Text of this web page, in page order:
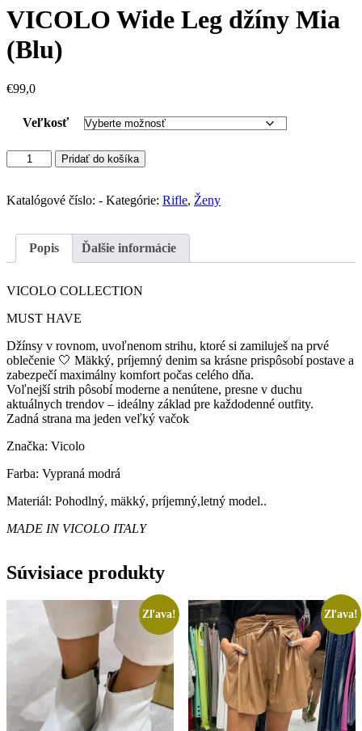
VICOLO Wide Leg džíny Mia
(Blu)
€99,0
Veľkosť
množstvo
VICOLO
Leg
(Blu)
Pridať do košíka
Katalógové číslo: - Kategórie: Rifle, Ženy
Popis Ďalšie informácie
VICOLO COLLECTION
MUST HAVE
Džínsy v rovnom, uvoľnenom strihu, ktoré si zamiluješ na prvé
oblečenie 🤍 Mäkký, príjemný denim sa krásne prispôsobí postave a
zabezpečí maximálny komfort počas celého dňa.
Voľnejší strih pôsobí moderne a nenútene, presne v duchu
aktuálnych trendov – ideálny základ pre každodenné outfity.
Zadná strana ma jeden veľký vačok
Značka: Vicolo
Farba: Vypraná modrá
Materiál: Pohodlný, mäkký, príjemný,letný model..
MADE IN VICOLO ITALY
Súvisiace produkty
Zľava! Zľava!